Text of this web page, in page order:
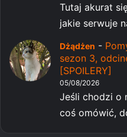
Tutaj akurat
jakie serwuje
Dżądżen -
sezon 3,
[SPOILERY]
05/08/2026
Jeśli chodzi o
coś omówić,